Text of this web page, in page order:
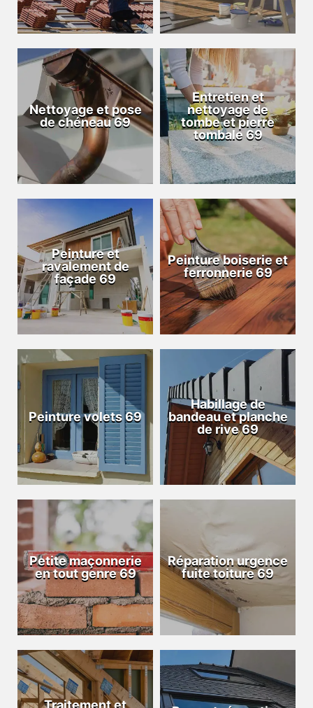
Nettoyage et pose
de chéneau 69
Entretien et
nettoyage de
tombe et pierre
tombale 69
Peinture et
ravalement de
façade 69
Peinture boiserie et
ferronnerie 69
Peinture volets 69
Habillage de
bandeau et planche
de rive 69
Petite maçonnerie
en tout genre 69
Réparation urgence
fuite toiture 69
Traitement et